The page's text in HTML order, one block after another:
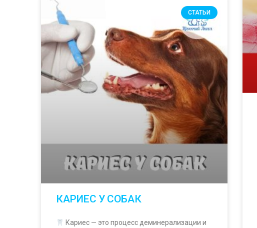
СТАТЬИ
КАРИЕС У СОБАК
Кариес — это процесс деминерализации и